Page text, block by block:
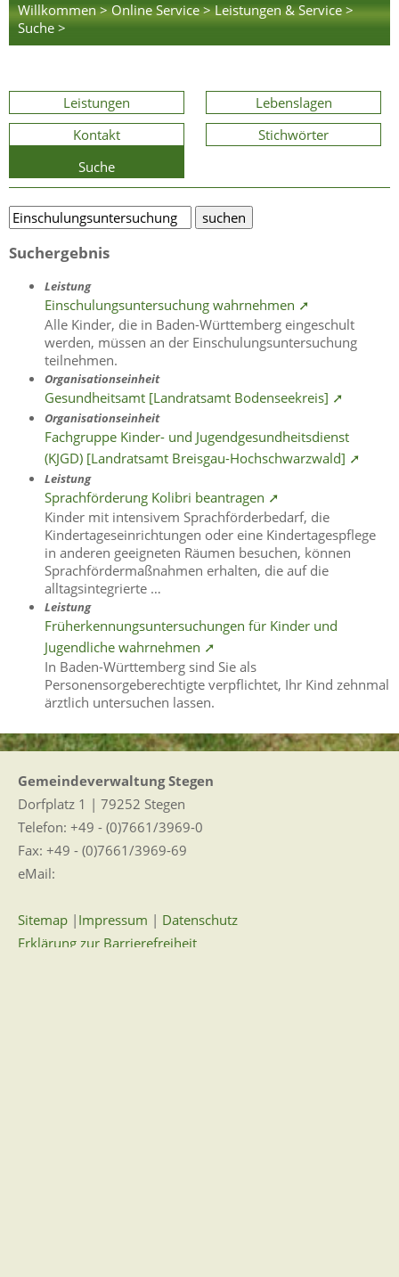
Willkommen > Online Service > Leistungen & Service >
Suche >
Leistungen
Lebenslagen
Kontakt
Stichwörter
Suche
Suchergebnis
Leistung
Einschulungsuntersuchung wahrnehmen ➚
Alle Kinder, die in Baden-Württemberg eingeschult
werden, müssen an der Einschulungsuntersuchung
teilnehmen.
Organisationseinheit
Gesundheitsamt [Landratsamt Bodenseekreis] ➚
Organisationseinheit
Fachgruppe Kinder- und Jugendgesundheitsdienst
(KJGD) [Landratsamt Breisgau-Hochschwarzwald] ➚
Leistung
Sprachförderung Kolibri beantragen ➚
Kinder mit intensivem Sprachförderbedarf, die
Kindertageseinrichtungen oder eine Kindertagespflege
in anderen geeigneten Räumen besuchen, können
Sprachfördermaßnahmen erhalten, die auf die
alltagsintegrierte …
Leistung
Früherkennungsuntersuchungen für Kinder und
Jugendliche wahrnehmen ➚
In Baden-Württemberg sind Sie als
Personensorgeberechtigte verpflichtet, Ihr Kind zehnmal
ärztlich untersuchen lassen.
Gemeindeverwaltung Stegen
Dorfplatz 1 | 79252 Stegen
Telefon: +49 - (0)7661/3969-0
Fax: +49 - (0)7661/3969-69
eMail:
Sitemap | Impressum | Datenschutz
Erklärung zur Barrierefreiheit